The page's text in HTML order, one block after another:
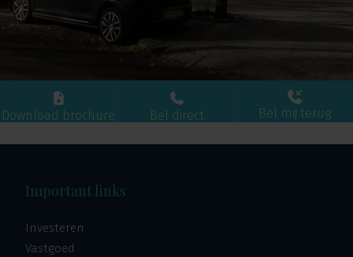
Download brochure Bel direct Bel mij terug
Important links
Investeren
Vastgoed